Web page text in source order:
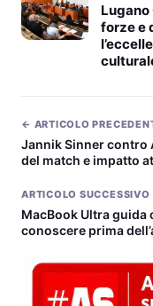
Lugano
forze e
← ARTICOLO
Jannik Sinner contro
del match e impatto
ARTICOLO
MacBook Ultra guida
conoscere prima